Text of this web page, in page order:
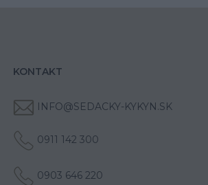
KONTAKT
INFO@SEDACKY-KYKYN.SK
0911 142 300
0903 646 220